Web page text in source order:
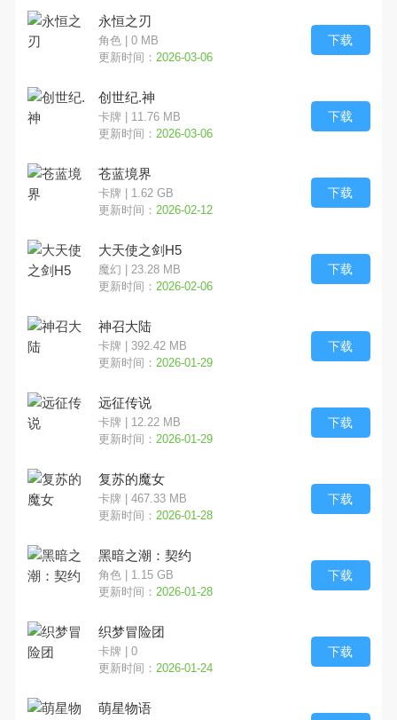
永恒之刃
角色 | 0 MB
更新时间： 2026-03-06
下载
创世纪.神
卡牌 | 11.76 MB
更新时间： 2026-03-06
下载
苍蓝境界
卡牌 | 1.62 GB
更新时间： 2026-02-12
下载
大天使之剑H5
魔幻 | 23.28 MB
更新时间： 2026-02-06
下载
神召大陆
卡牌 | 392.42 MB
更新时间： 2026-01-29
下载
远征传说
卡牌 | 12.22 MB
更新时间： 2026-01-29
下载
复苏的魔女
卡牌 | 467.33 MB
更新时间： 2026-01-28
下载
黑暗之潮：契约
角色 | 1.15 GB
更新时间： 2026-01-28
下载
织梦冒险团
卡牌 | 0
更新时间： 2026-01-24
下载
萌星物语